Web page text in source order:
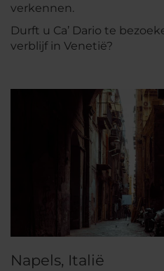
verkennen.
Durft u Ca’ Dario te
verblijf in Venetië?
Napels, Italië